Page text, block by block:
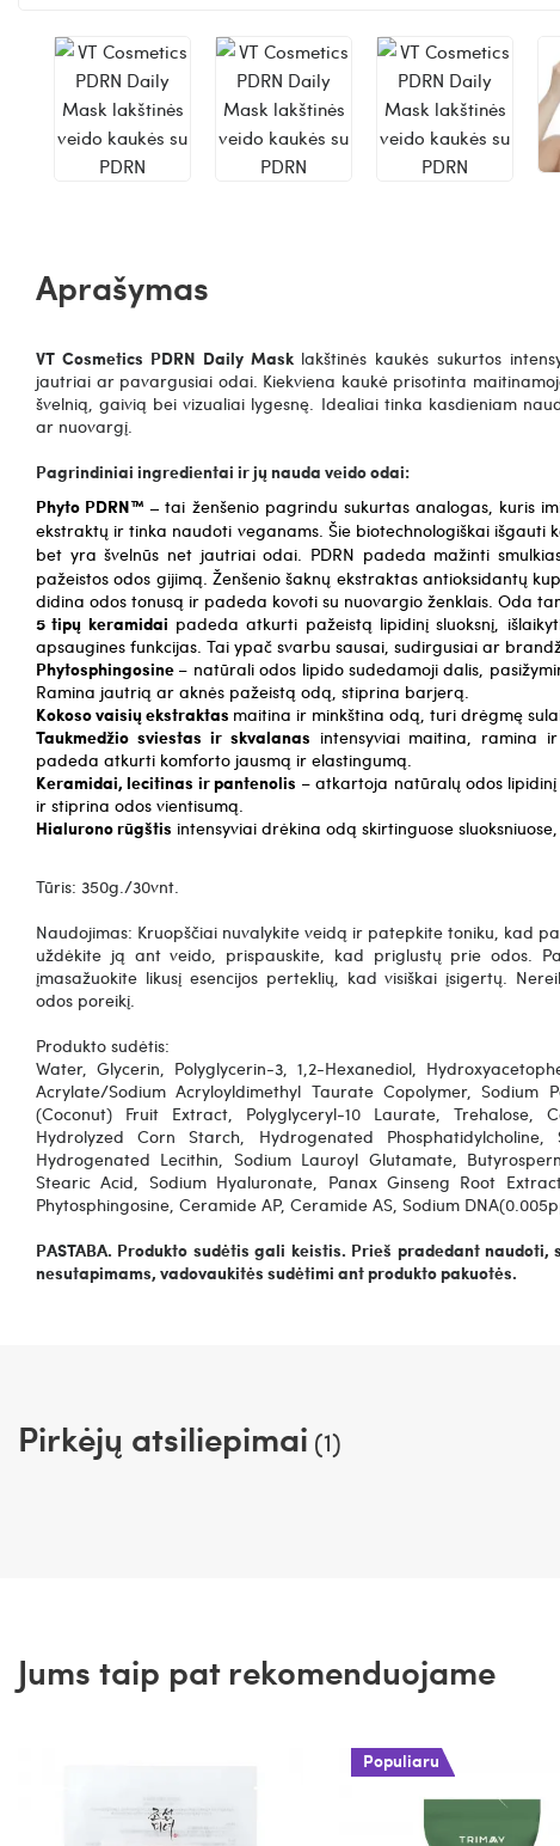
Aprašymas
VT Cosmetics PDRN Daily Masklakštinės kaukės sukurtos
jautriai ar pavargusiai odai. Kiekviena kaukė prisotinta
švelnią, gaivią bei vizualiai lygesnę. Idealiai tinka kasdieniam
ar nuovargį.
Pagrindiniai ingredientai ir jų nauda veido odai:
Phyto PDRN™ –tai ženšenio pagrindu sukurtas analogas, kuris
ekstraktų ir tinka naudoti veganams. Šie biotechnologiškai išgauti
bet yra švelnūs net jautriai odai. PDRN padeda mažinti
pažeistos odos gijimą. Ženšenio šaknų ekstraktas antioksidantų
didina odos tonusą ir padeda kovoti su nuovargio ženklais. Oda
5 tipų keramidai padeda atkurti pažeistą lipidinį sluoksnį,
apsaugines funkcijas. Tai ypač svarbu sausai, sudirgusiai ar
Phytosphingosine – natūrali odos lipido sudedamoji dalis,
Ramina jautrią ar aknės pažeistą odą, stiprina barjerą.
Kokoso vaisių ekstraktas maitina ir minkština odą, turi drėgmę
Taukmedžio sviestas ir skvalanas intensyviai maitina, ramina
padeda atkurti komforto jausmą ir elastingumą.
Keramidai, lecitinas ir pantenolis – atkartoja natūralų odos lipidinį
ir stiprina odos vientisumą.
Hialurono rūgštis intensyviai drėkina odą skirtinguose
Tūris: 350g./30vnt.
Naudojimas: Kruopščiai nuvalykite veidą ir patepkite toniku, kad
uždėkite ją ant veido, prispauskite, kad priglustų prie odos.
įmasažuokite likusį esencijos perteklių, kad visiškai įsigertų.
odos poreikį.
Produkto sudėtis:
Water, Glycerin, Polyglycerin-3, 1,2-Hexanediol,
Acrylate/Sodium Acryloyldimethyl Taurate Copolymer, Sodium
(Coconut) Fruit Extract, Polyglyceryl-10 Laurate, Trehalose,
Hydrolyzed Corn Starch, Hydrogenated Phosphatidylcholine,
Hydrogenated Lecithin, Sodium Lauroyl Glutamate,
Stearic Acid, Sodium Hyaluronate, Panax Ginseng Root
Phytosphingosine, Ceramide AP, Ceramide AS, Sodium
PASTABA. Produkto sudėtis gali keistis. Prieš pradedant
nesutapimams, vadovaukitės sudėtimi ant produkto pakuotės.
Pirkėjų atsiliepimai (1)
Jums taip pat rekomenduojame
Populiaru